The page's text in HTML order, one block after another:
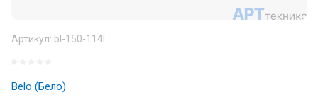
Артикул: bl-150-114l
Belo (Бело)